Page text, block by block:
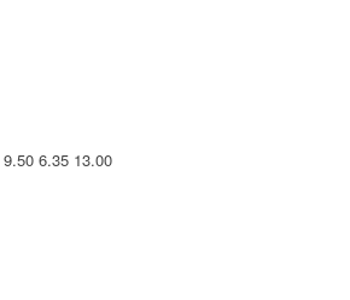
9.50 6.35 13.00